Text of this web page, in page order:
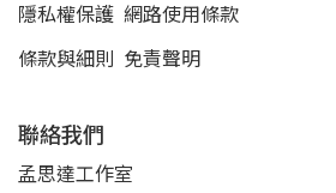
隱私權保護 網路使用條款
條款與細則 免責聲明
聯絡我們
孟思達工作室